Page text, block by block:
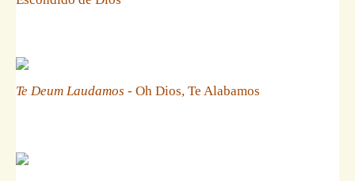
Te Deum Laudamos - Oh Dios, Te Alabamos